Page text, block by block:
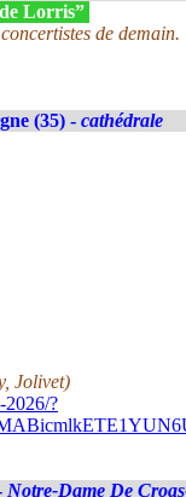
Lorris”
de demain.
(35) - cathédrale
Jolivet)
2026/?
Notre-Dame De